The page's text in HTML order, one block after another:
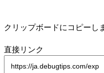
クリップボードにコピーし
直接リンク